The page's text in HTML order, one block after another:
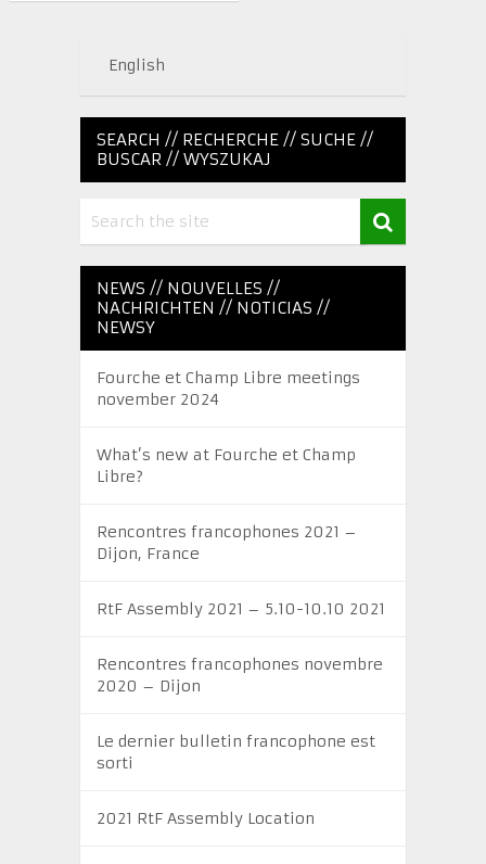
English
SEARCH // RECHERCHE // SUCHE //
BUSCAR // WYSZUKAJ
NEWS // NOUVELLES //
NACHRICHTEN // NOTICIAS //
NEWSY
Fourche et Champ Libre meetings
november 2024
What’s new at Fourche et Champ
Libre?
Rencontres francophones 2021 –
Dijon, France
RtF Assembly 2021 – 5.10-10.10 2021
Rencontres francophones novembre
2020 – Dijon
Le dernier bulletin francophone est
sorti
2021 RtF Assembly Location